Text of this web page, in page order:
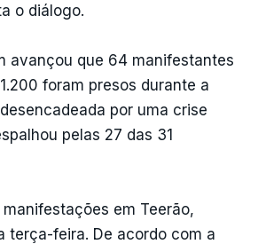
o diálogo.
avançou que 64 manifestantes
foram presos durante a
por uma crise
pelas 27 das 31
em Teerão,
terça-feira. De acordo com a